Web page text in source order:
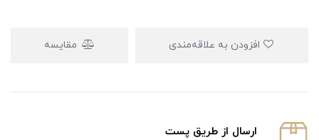
مقایسه
ارسال از طریق پست